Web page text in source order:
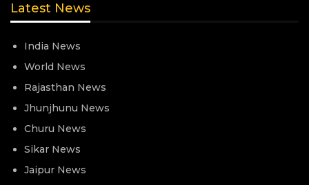
Latest News
India News
World News
Rajasthan News
Jhunjhunu News
Churu News
Sikar News
Jaipur News